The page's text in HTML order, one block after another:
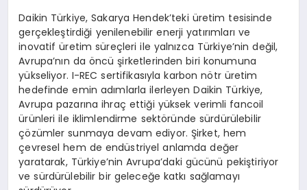
Daikin Türkiye, Sakarya Hendek’teki üretim tesisinde
gerçekleştirdiği yenilenebilir enerji yatırımları ve
inovatif üretim süreçleri ile yalnızca Türkiye’nin değil,
Avrupa’nın da öncü şirketlerinden biri konumuna
yükseliyor. I-REC sertifikasıyla karbon nötr üretim
hedefinde emin adımlarla ilerleyen Daikin Türkiye,
Avrupa pazarına ihraç ettiği yüksek verimli fancoil
ürünleri ile iklimlendirme sektöründe sürdürülebilir
çözümler sunmaya devam ediyor. Şirket, hem
çevresel hem de endüstriyel anlamda değer
yaratarak, Türkiye’nin Avrupa’daki gücünü pekiştiriyor
ve sürdürülebilir bir geleceğe katkı sağlamayı